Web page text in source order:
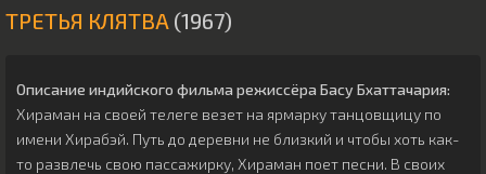
ТРЕТЬЯ КЛЯТВА (1967)
Описание индийского фильма режиссёра Басу Бхаттачария:
Хираман на своей телеге везет на ярмарку танцовщицу по
имени Хирабэй. Путь до деревни не близкий и чтобы хоть как-
то развлечь свою пассажирку, Хираман поет песни. В своих